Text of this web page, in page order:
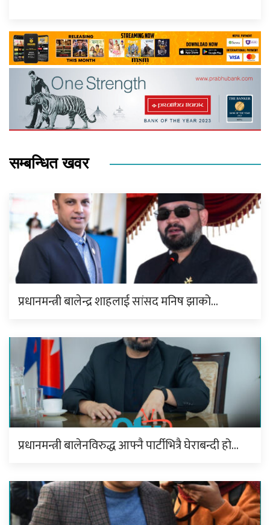
सम्बन्धित खवर
प्रधानमन्त्री बालेन्द्र शाहलाई सांसद मनिष झाको…
प्रधानमन्त्री बालेनविरुद्ध आफ्नै पार्टीभित्रै घेराबन्दी हो…